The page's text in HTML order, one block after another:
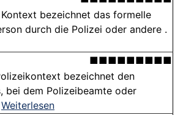
bezeichnet das formelle
durch die Polizei oder andere .
■■■■■■■■■
bezeichnet den
bei dem Polizeibeamte oder
Weiterlesen